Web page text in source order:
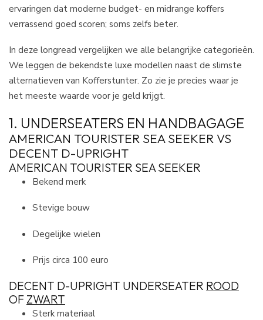
ervaringen dat moderne budget- en midrange koffers
verrassend goed scoren; soms zelfs beter.
In deze longread vergelijken we alle belangrijke categorieën.
We leggen de bekendste luxe modellen naast de slimste
alternatieven van Kofferstunter. Zo zie je precies waar je
het meeste waarde voor je geld krijgt.
1. UNDERSEATERS EN HANDBAGAGE
AMERICAN TOURISTER SEA SEEKER VS
DECENT D-UPRIGHT
AMERICAN TOURISTER SEA SEEKER
Bekend merk
Stevige bouw
Degelijke wielen
Prijs circa 100 euro
DECENT D-UPRIGHT UNDERSEATER ROOD
OF ZWART
Sterk materiaal